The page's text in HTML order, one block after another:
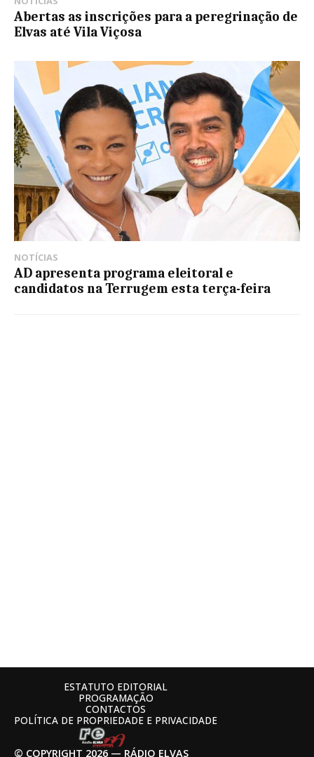
Abertas as inscrições para a peregrinação de
Elvas até Vila Viçosa
NOTÍCIAS
AD apresenta programa eleitoral e
candidatos na Terrugem esta terça-feira
© COPYRIGHT 2026 — RÁDIO ELVAS
ESTATUTO EDITORIAL
PROGRAMAÇÃO
CONTACTOS
POLÍTICA DE PROPRIEDADE E PRIVACIDADE